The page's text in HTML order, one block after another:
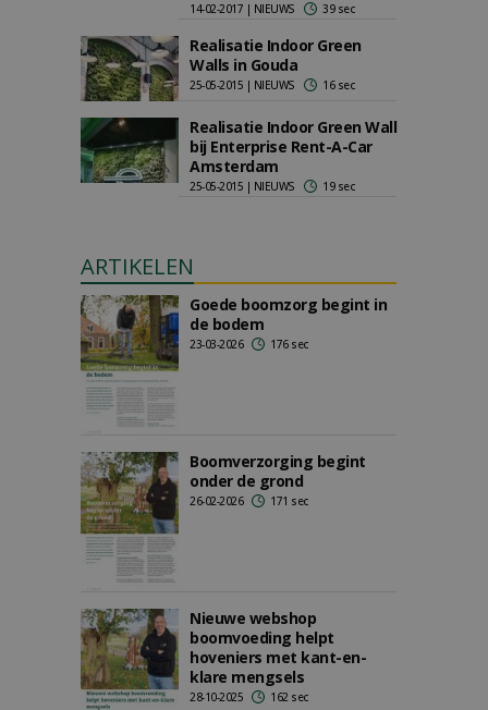
14-02-2017 | NIEUWS 39 sec
Realisatie Indoor Green
Walls in Gouda
25-05-2015 | NIEUWS 16 sec
Realisatie Indoor Green Wall
bij Enterprise Rent-A-Car
Amsterdam
25-05-2015 | NIEUWS 19 sec
ARTIKELEN
Goede boomzorg begint in
de bodem
23-03-2026 176 sec
Boomverzorging begint
onder de grond
26-02-2026 171 sec
Nieuwe webshop
boomvoeding helpt
hoveniers met kant-en-
klare mengsels
28-10-2025 162 sec